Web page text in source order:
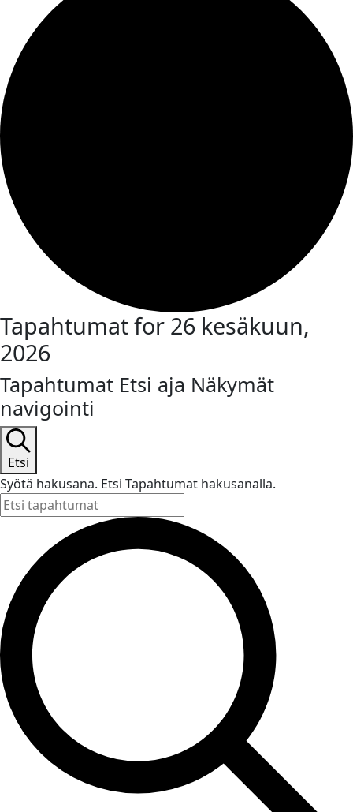
Tapahtumat for 26 kesäkuun,
2026
Tapahtumat Etsi aja Näkymät
navigointi
Etsi
Syötä hakusana. Etsi Tapahtumat hakusanalla.